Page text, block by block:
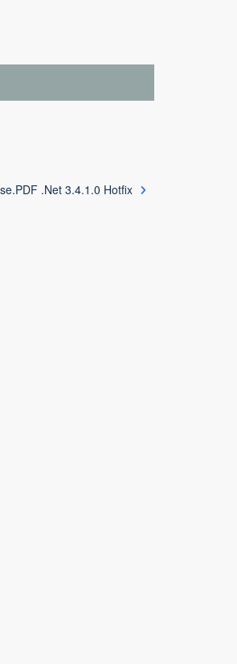
.Net 3.4.1.0 Hotfix